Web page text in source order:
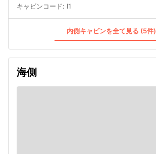
キャビンコード: I1
内側キャビンを全て見る (5件)
海側